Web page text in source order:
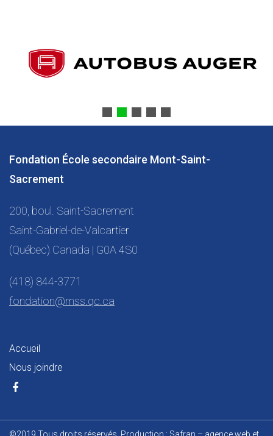
Fondation École secondaire Mont-Saint-
Sacrement
200, boul. Saint-Sacrement
Saint-Gabriel-de-Valcartier
(Québec) Canada | G0A 4S0
(418) 844-3771
fondation@mss.qc.ca
Accueil
Nous joindre